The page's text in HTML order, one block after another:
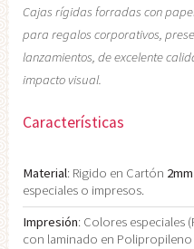
Cajas rígidas forradas con
para regalos corporativos,
lanzamientos, de excelente
impacto visual.
Características
Material: Rigido en Cartón 2mm
especiales o impresos.
Impresión: Colores especiales
con laminado en Polipropileno